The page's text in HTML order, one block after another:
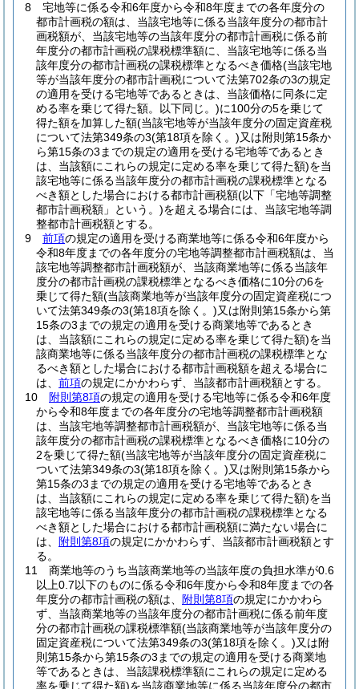
8
宅地等に係る令和6年度から令和8年度までの各年度分の
都市計画税の額は、当該宅地等に係る当該年度分の都市計
画税額が、当該宅地等の当該年度分の都市計画税に係る前
年度分の都市計画税の課税標準額に、当該宅地等に係る当
該年度分の都市計画税の課税標準となるべき価格(当該宅地
等が当該年度分の都市計画税について法第702条の3の規定
の適用を受ける宅地等であるときは、当該価格に同条に定
める率を乗じて得た額。以下同じ。)に100分の5を乗じて
得た額を加算した額(当該宅地等が当該年度分の固定資産税
について法第349条の3(第18項を除く。)又は附則第15条か
ら第15条の3までの規定の適用を受ける宅地等であるとき
は、当該額にこれらの規定に定める率を乗じて得た額)を当
該宅地等に係る当該年度分の都市計画税の課税標準となる
べき額とした場合における都市計画税額(以下「宅地等調整
都市計画税額」という。)を超える場合には、当該宅地等調
整都市計画税額とする。
9
前項の規定の適用を受ける商業地等に係る令和6年度から
令和8年度までの各年度分の宅地等調整都市計画税額は、当
該宅地等調整都市計画税額が、当該商業地等に係る当該年
度分の都市計画税の課税標準となるべき価格に10分の6を
乗じて得た額(当該商業地等が当該年度分の固定資産税につ
いて法第349条の3(第18項を除く。)又は附則第15条から第
15条の3までの規定の適用を受ける商業地等であるとき
は、当該額にこれらの規定に定める率を乗じて得た額)を当
該商業地等に係る当該年度分の都市計画税の課税標準とな
るべき額とした場合における都市計画税額を超える場合に
は、 前項の規定にかかわらず、当該都市計画税額とする。
10
附則第8項の規定の適用を受ける宅地等に係る令和6年度
から令和8年度までの各年度分の宅地等調整都市計画税額
は、当該宅地等調整都市計画税額が、当該宅地等に係る当
該年度分の都市計画税の課税標準となるべき価格に10分の
2を乗じて得た額(当該宅地等が当該年度分の固定資産税に
ついて法第349条の3(第18項を除く。)又は附則第15条から
第15条の3までの規定の適用を受ける宅地等であるとき
は、当該額にこれらの規定に定める率を乗じて得た額)を当
該宅地等に係る当該年度分の都市計画税の課税標準となる
べき額とした場合における都市計画税額に満たない場合に
は、
附則第8項の規定にかかわらず、当該都市計画税額とす
る。
11
商業地等のうち当該商業地等の当該年度の負担水準が0.6
以上0.7以下のものに係る令和6年度から令和8年度までの各
年度分の都市計画税の額は、
附則第8項の規定にかかわら
ず、当該商業地等の当該年度分の都市計画税に係る前年度
分の都市計画税の課税標準額(当該商業地等が当該年度分の
固定資産税について法第349条の3(第18項を除く。)又は附
則第15条から第15条の3までの規定の適用を受ける商業地
等であるときは、当該課税標準額にこれらの規定に定める
率を乗じて得た額)を当該商業地等に係る当該年度分の都市